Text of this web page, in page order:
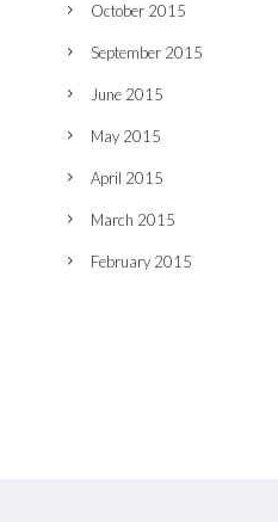
October 2015
September 2015
June 2015
May 2015
April 2015
March 2015
February 2015